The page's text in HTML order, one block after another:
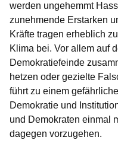
werden ungehemmt
zunehmende Erstarken
Kräfte tragen erheblich
Klima bei. Vor allem auf
Demokratiefeinde
hetzen oder gezielte
führt zu einem
Demokratie und
und Demokraten einmal
dagegen vorzugehen.